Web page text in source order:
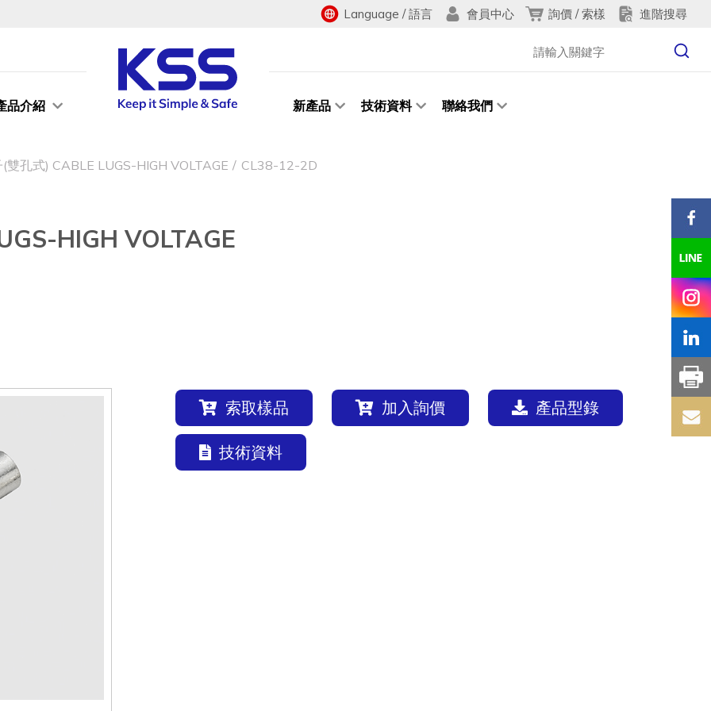
Language / 語言 會員中心 詢價 / 索樣 進階搜尋
品介紹 新產品 技術資料 聯絡我們
雙孔式) CABLE LUGS-HIGH VOLTAGE CL38-12-2D
HIGH VOLTAGE
索取樣品 加入詢價 產品型錄
技術資料